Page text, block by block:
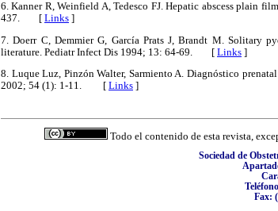
6. Kanner R, Weinfield A, Tedesco FJ. Hepatic abscess plain
437. [ Links ]
7. Doerr C, Demmier G, García Prats J, Brandt M. Solitary
literature. Pediatr Infect Dis 1994; 13: 64-69. [ Links ]
8. Luque Luz, Pinzón Walter, Sarmiento A. Diagnóstico
2002; 54 (1): 1-11. [ Links ]
Todo el contenido de esta revista,
Sociedad de
Fax: